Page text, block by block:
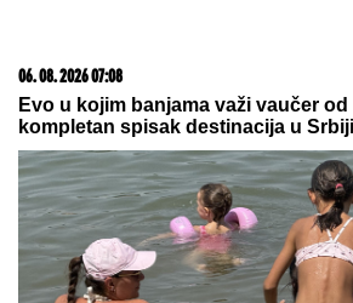
06. 08. 2026 07:08
Evo u kojim banjama važi vaučer od
kompletan spisak destinacija u Srbiji